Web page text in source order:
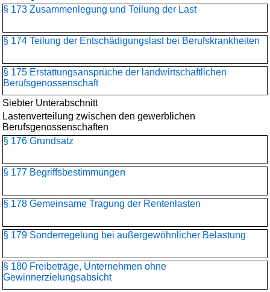
§ 173 Zusammenlegung und Teilung der Last
§ 174 Teilung der Entschädigungslast bei Berufskrankheiten
§ 175 Erstattungsansprüche der landwirtschaftlichen
Berufsgenossenschaft
Siebter Unterabschnitt
Lastenverteilung zwischen den gewerblichen
Berufsgenossenschaften
§ 176 Grundsatz
§ 177 Begriffsbestimmungen
§ 178 Gemeinsame Tragung der Rentenlasten
§ 179 Sonderregelung bei außergewöhnlicher Belastung
§ 180 Freibeträge, Unternehmen ohne
Gewinnerzielungsabsicht